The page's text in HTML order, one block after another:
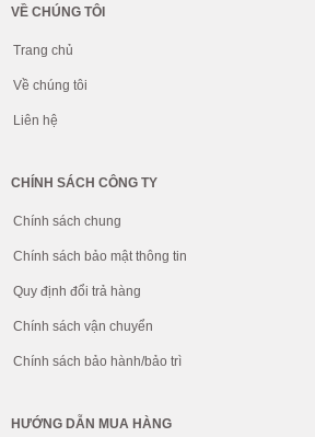
VỀ CHÚNG TÔI
Trang chủ
Về chúng tôi
Liên hệ
CHÍNH SÁCH CÔNG TY
Chính sách chung
Chính sách bảo mật thông tin
Quy định đổi trả hàng
Chính sách vận chuyển
Chính sách bảo hành/bảo trì
HƯỚNG DẪN MUA HÀNG